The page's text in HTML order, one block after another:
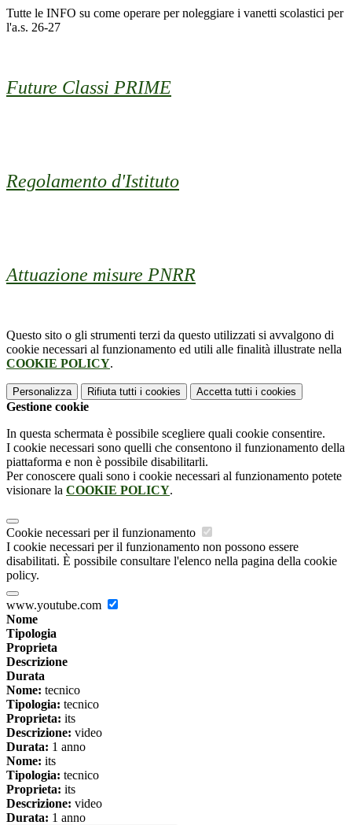
Tutte le INFO su come operare per noleggiare i vanetti scolastici per
l'a.s. 26-27
Future Classi PRIME
Regolamento d'Istituto
Attuazione misure PNRR
Questo sito o gli strumenti terzi da questo utilizzati si avvalgono di
cookie necessari al funzionamento ed utili alle finalità illustrate nella
COOKIE POLICY.
Personalizza Rifiuta tutti i cookies Accetta tutti i cookies
Gestione cookie
In questa schermata è possibile scegliere quali cookie consentire.
I cookie necessari sono quelli che consentono il funzionamento della
piattaforma e non è possibile disabilitarli.
Per conoscere quali sono i cookie necessari al funzionamento potete
visionare la COOKIE POLICY.
Cookie necessari per il funzionamento
I cookie necessari per il funzionamento non possono essere
disabilitati. È possibile consultare l'elenco nella pagina della cookie
policy.
www.youtube.com
Nome
Tipologia
Proprieta
Descrizione
Durata
Nome: tecnico
Tipologia: tecnico
Proprieta: its
Descrizione: video
Durata: 1 anno
Nome: its
Tipologia: tecnico
Proprieta: its
Descrizione: video
Durata: 1 anno